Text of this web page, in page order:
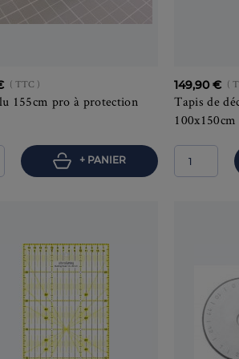
( TTC )
155cm pro à protection
+ PANIER
149,90 € (
Tapis de